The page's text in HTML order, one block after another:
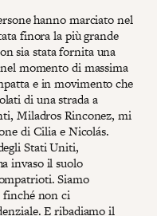
hanno marciato nel
finora la più grande
sia stata fornita una
momento di massima
e in movimento che
di una strada a
Miladros Rinconez, mi
di Cilia e Nicolás.
Stati Uniti,
invaso il suolo
Siamo
finché non ci
E ribadiamo il